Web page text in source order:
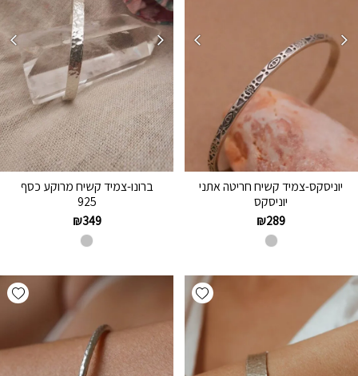
יוניסקס-צמיד קשיח חריטה אתני
יוניסקס
₪289
ברונו-צמיד קשיח מרוקע כסף
925
₪349
Add wishlist